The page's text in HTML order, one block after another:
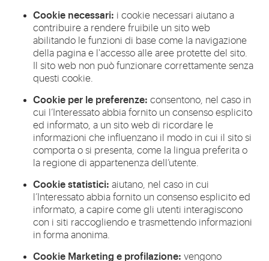
Cookie necessari: i cookie necessari aiutano a
contribuire a rendere fruibile un sito web
abilitando le funzioni di base come la navigazione
della pagina e l'accesso alle aree protette del sito.
Il sito web non può funzionare correttamente senza
questi cookie.
Cookie per le preferenze: consentono, nel caso in
cui l’Interessato abbia fornito un consenso esplicito
ed informato, a un sito web di ricordare le
informazioni che influenzano il modo in cui il sito si
comporta o si presenta, come la lingua preferita o
la regione di appartenenza dell’utente.
Cookie statistici: aiutano, nel caso in cui
l’Interessato abbia fornito un consenso esplicito ed
informato, a capire come gli utenti interagiscono
con i siti raccogliendo e trasmettendo informazioni
in forma anonima.
Cookie Marketing e profilazione: vengono